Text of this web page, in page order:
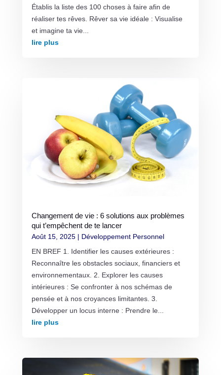
Établis la liste des 100 choses à faire afin de
réaliser tes rêves. Rêver sa vie idéale : Visualise
et imagine ta vie...
lire plus
Changement de vie : 6 solutions aux problèmes
qui t’empêchent de te lancer
Août 15, 2025| Développement Personnel
EN BREF 1. Identifier les causes extérieures :
Reconnaître les obstacles sociaux, financiers et
environnementaux. 2. Explorer les causes
intérieures : Se confronter à nos schémas de
pensée et à nos croyances limitantes. 3.
Développer un locus interne : Prendre le...
lire plus